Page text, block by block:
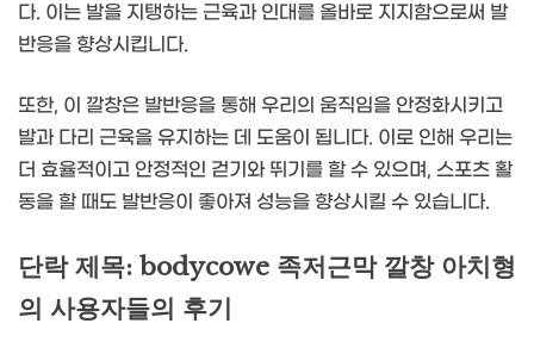
다. 이는 발을 지탱하는 근육과 인대를 올바로 지지함으로써 발
반응을 향상시킵니다.
또한, 이 깔창은 발반응을 통해 우리의 움직임을 안정화시키고
발과 다리 근육을 유지하는 데 도움이 됩니다. 이로 인해 우리는
더 효율적이고 안정적인 걷기와 뛰기를 할 수 있으며, 스포츠 활
동을 할 때도 발반응이 좋아져 성능을 향상시킬 수 있습니다.
단락 제목: bodycowe 족저근막 깔창 아치형
의 사용자들의 후기